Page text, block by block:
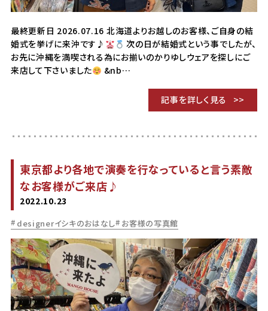
最終更新日 2026.07.16 北海道よりお越しのお客様、ご自身の結
婚式を挙げに来沖です♪
次の日が結婚式という事でしたが、
お先に沖縄を満喫される為にお揃いのかりゆしウェアを探しにご
来店して下さいました
&nb…
記事を詳しく見る
東京都より各地で演奏を行なっていると言う素敵
なお客様がご来店♪
2022.10.23
designerイシキのおはなし お客様の写真館